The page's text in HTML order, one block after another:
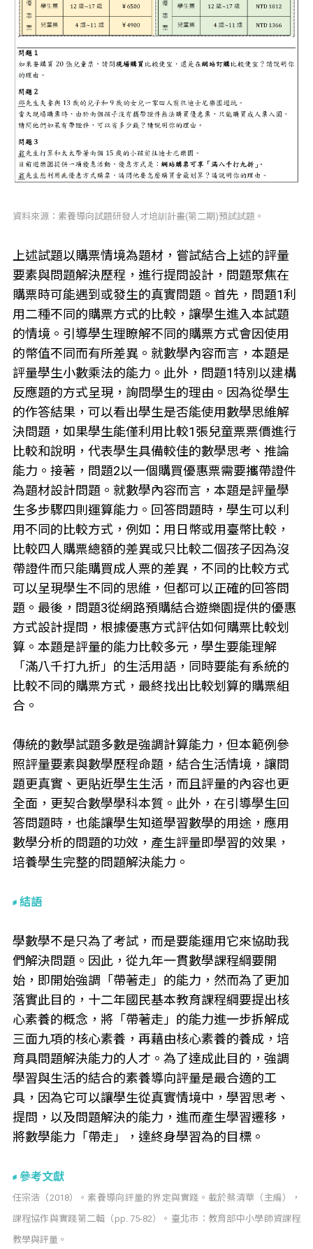
資料來源：素養導向試題研發人才培訓計畫(第二期)預試試題。
上述試題以購票情境為題材，嘗試結合上述的評量
要素與問題解決歷程，進行提問設計，問題聚焦在
購票時可能遇到或發生的真實問題。首先，問題1利
用二種不同的購票方式的比較，讓學生進入本試題
的情境。引導學生理瞭解不同的購票方式會因使用
的幣值不同而有所差異。就數學內容而言，本題是
評量學生小數乘法的能力。此外，問題1特別以建構
反應題的方式呈現，詢問學生的理由。因為從學生
的作答結果，可以看出學生是否能使用數學思維解
決問題，如果學生能僅利用比較1張兒童票票價進行
比較和說明，代表學生具備較佳的數學思考、推論
能力。接著，問題2以一個購買優惠票需要攜帶證件
為題材設計問題。就數學內容而言，本題是評量學
生多步驟四則運算能力。回答問題時，學生可以利
用不同的比較方式，例如：用日幣或用臺幣比較，
比較四人購票總額的差異或只比較二個孩子因為沒
帶證件而只能購買成人票的差異，不同的比較方式
可以呈現學生不同的思維，但都可以正確的回答問
題。最後，問題3從網路預購結合遊樂園提供的優惠
方式設計提問，根據優惠方式評估如何購票比較划
算。本題是評量的能力比較多元，學生要能理解
「滿八千打九折」的生活用語，同時要能有系統的
比較不同的購票方式，最終找出比較划算的購票組
合。
傳統的數學試題多數是強調計算能力，但本範例參
照評量要素與數學歷程命題，結合生活情境，讓問
題更真實、更貼近學生生活，而且評量的內容也更
全面，更契合數學學科本質。此外，在引導學生回
答問題時，也能讓學生知道學習數學的用途，應用
數學分析的問題的功效，產生評量即學習的效果，
培養學生完整的問題解決能力。
結語
學數學不是只為了考試，而是要能運用它來協助我
們解決問題。因此，從九年一貫數學課程綱要開
始，即開始強調「帶著走」的能力，然而為了更加
落實此目的，十二年國民基本教育課程綱要提出核
心素養的概念，將「帶著走」的能力進一步拆解成
三面九項的核心素養，再藉由核心素養的養成，培
育具問題解決能力的人才。為了達成此目的，強調
學習與生活的結合的素養導向評量是最合適的工
具，因為它可以讓學生從真實情境中，學習思考、
提問，以及問題解決的能力，進而產生學習遷移，
將數學能力「帶走」，達終身學習為的目標。
參考文獻
任宗浩（2018）。素養導向評量的界定與實踐。載於蔡清華（主編），
課程協作與實踐第二輯（pp. 75-82）。臺北市：教育部中小學師資課程
教學與評量。